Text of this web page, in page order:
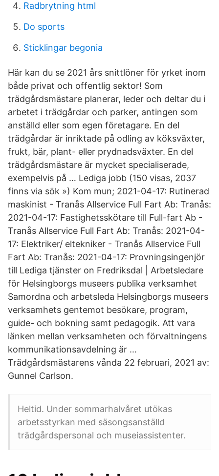
Radbrytning html
Do sports
Sticklingar begonia
Här kan du se 2021 års snittlöner för yrket inom
både privat och offentlig sektor! Som
trädgårdsmästare planerar, leder och deltar du i
arbetet i trädgårdar och parker, antingen som
anställd eller som egen företagare. En del
trädgårdar är inriktade på odling av köksväxter,
frukt, bär, plant- eller prydnadsväxter. En del
trädgårdsmästare är mycket specialiserade,
exempelvis på … Lediga jobb (150 visas, 2037
finns via sök ») Kom mun; 2021-04-17: Rutinerad
maskinist - Tranås Allservice Full Fart Ab: Tranås:
2021-04-17: Fastighetsskötare till Full-fart Ab -
Tranås Allservice Full Fart Ab: Tranås: 2021-04-
17: Elektriker/ eltekniker - Tranås Allservice Full
Fart Ab: Tranås: 2021-04-17: Provningsingenjör
till Lediga tjänster on Fredriksdal | Arbetsledare
för Helsingborgs museers publika verksamhet
Samordna och arbetsleda Helsingborgs museers
verksamhets gentemot besökare, program,
guide- och bokning samt pedagogik. Att vara
länken mellan verksamheten och förvaltningens
kommunikationsavdelning är …
Trädgårdsmästarens vånda 22 februari, 2021 av:
Gunnel Carlson.
Heltid. Under sommarhalvåret utökas
arbetsstyrkan med säsongsanställd
trädgårdspersonal och museiassistenter.